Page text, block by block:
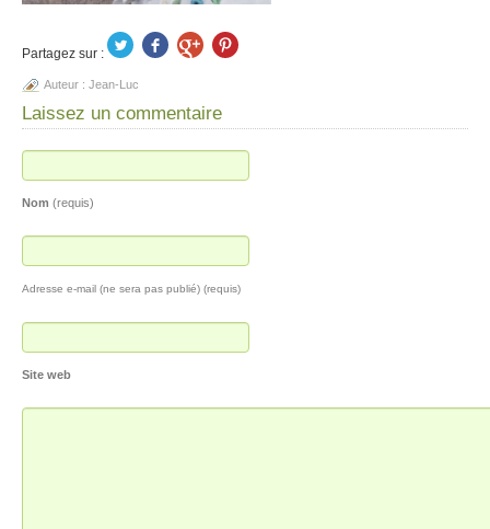
Partagez sur :
Auteur : Jean-Luc
Laissez un commentaire
Nom (requis)
Adresse e-mail (ne sera pas publié) (requis)
Site web